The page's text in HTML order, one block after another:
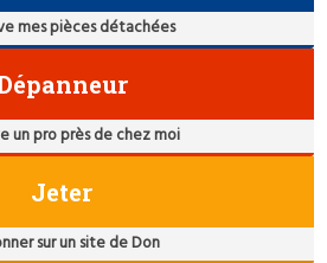
mes pièces détachées
un pro près de chez moi
Jeter
sur un site de Don